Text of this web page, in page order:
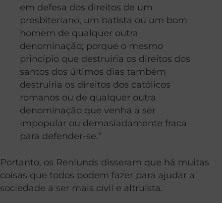
em defesa dos direitos de um
presbiteriano, um batista ou um bom
homem de qualquer outra
denominação; porque o mesmo
princípio que destruiria os direitos dos
santos dos últimos dias também
destruiria os direitos dos católicos
romanos ou de qualquer outra
denominação que venha a ser
impopular ou demasiadamente fraca
para defender-se.”
Portanto, os Renlunds disseram que há muitas
coisas que todos podem fazer para ajudar a
sociedade a ser mais civil e altruísta.